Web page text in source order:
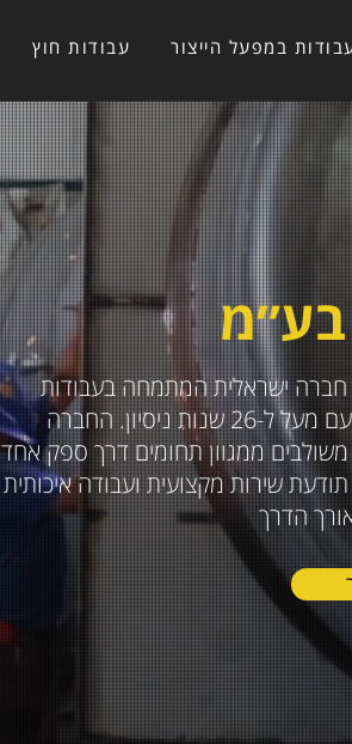
במפעל הייצור עבודות חוץ
בע״מ
חברה ישראלית המתמחה בעבודות
ריתוך בארץ ובחו"ל עם מעל ל-26 שנות ניסיון. החברה
ממגוון תחומים דרך ספק אחד
שירות מקצועית ועבודה איכותית
הדרך